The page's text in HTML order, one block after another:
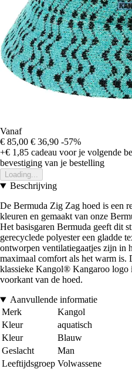
Vanaf
€ 85,00 € 36,90 -57%
+€ 1,85 cadeau voor je volgende
bevestiging van je bestelling
Loading...
Beschrijving
De Bermuda Zig Zag hoed is een
kleuren en gemaakt van onze
Het basisgaren Bermuda geeft dit
gerecyclede polyester een gladde
ontworpen ventilatiegaatjes zijn in
maximaal comfort als het warm is.
klassieke Kangol® Kangaroo logo
voorkant van de hoed.
Aanvullende informatie
Merk
Kangol
Kleur
aquatisch
Kleur
Blauw
Geslacht
Man
Leeftijdsgroep Volwassene